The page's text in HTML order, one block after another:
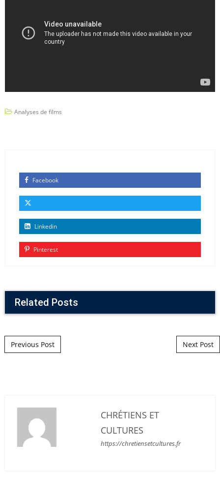
Analyses de films
Facebook
Linkedin
Pinterest
Related Posts
Post navigation
Previous Post Next Post
CHRÉTIENS ET
CULTURES
https://chretiensetcultures.fr